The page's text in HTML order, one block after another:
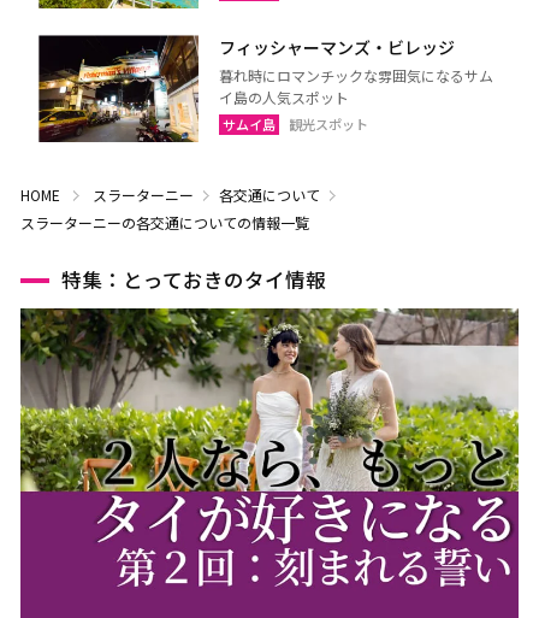
フィッシャーマンズ・ビレッジ
暮れ時にロマンチックな雰囲気になるサム
イ島の人気スポット
サムイ島 観光スポット
HOME スラーターニー
各交通について
スラーターニーの各交通についての情報一覧
特集：とっておきのタイ情報